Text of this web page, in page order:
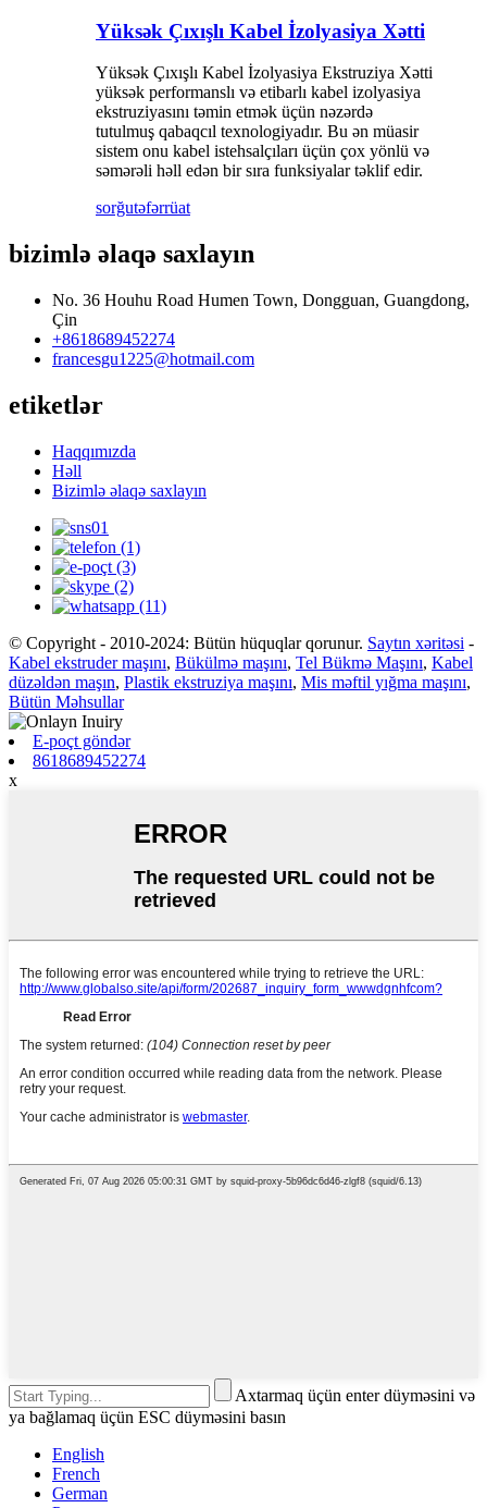
Yüksək Çıxışlı Kabel İzolyasiya Xətti
Yüksək Çıxışlı Kabel İzolyasiya Ekstruziya Xətti
yüksək performanslı və etibarlı kabel izolyasiya
ekstruziyasını təmin etmək üçün nəzərdə
tutulmuş qabaqcıl texnologiyadır. Bu ən müasir
sistem onu ​​kabel istehsalçıları üçün çox yönlü və
səmərəli həll edən bir sıra funksiyalar təklif edir.
sorğutəfərrüat
bizimlə əlaqə saxlayın
No. 36 Houhu Road Humen Town, Dongguan, Guangdong,
Çin
+8618689452274
francesgu1225@hotmail.com
etiketlər
Haqqımızda
Həll
Bizimlə əlaqə saxlayın
© Copyright - 2010-2024: Bütün hüquqlar qorunur. Saytın xəritəsi -
Kabel ekstruder maşını, Bükülmə maşını, Tel Bükmə Maşını, Kabel
düzəldən maşın, Plastik ekstruziya maşını, Mis məftil yığma maşını,
Bütün Məhsullar
E-poçt göndər
8618689452274
x
Axtarmaq üçün enter düyməsini və
ya bağlamaq üçün ESC düyməsini basın
English
French
German